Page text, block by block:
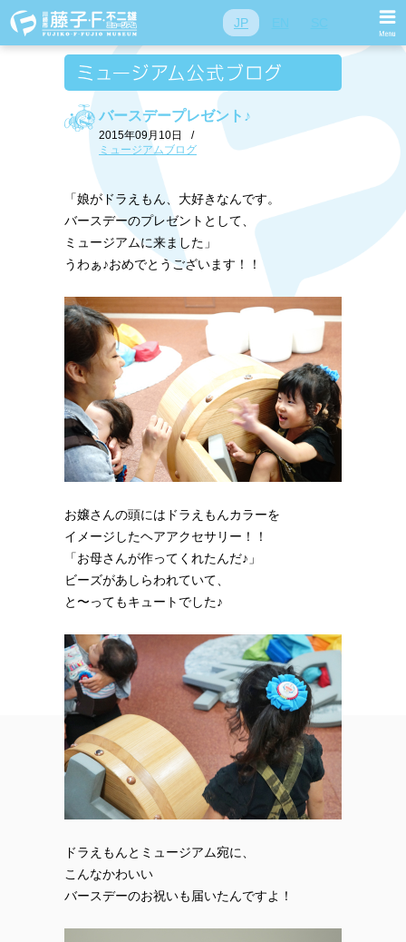
JP
バースデープレゼント♪
2015年09月10日
/
ミュージアムブログ
「娘がドラえもん、大好きなんです。
バースデーのプレゼントとして、
ミュージアムに来ました」
うわぁ♪おめでとうございます！！
お嬢さんの頭にはドラえもんカラーを
イメージしたヘアアクセサリー！！
「お母さんが作ってくれたんだ♪」
ビーズがあしらわれていて、
と〜ってもキュートでした♪
ドラえもんとミュージアム宛に、
こんなかわいい
バースデーのお祝いも届いたんですよ！